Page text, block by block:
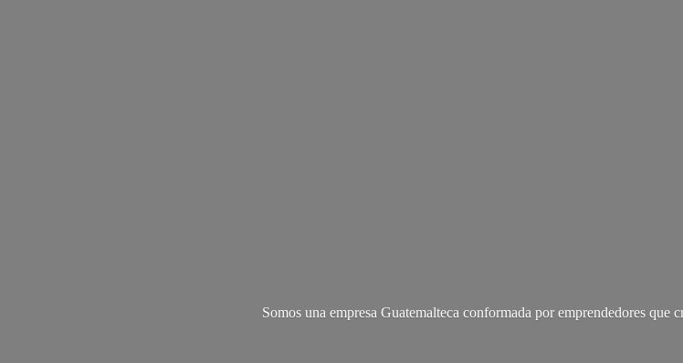
Somos una empresa Guatemalteca conformada por emprendedores que